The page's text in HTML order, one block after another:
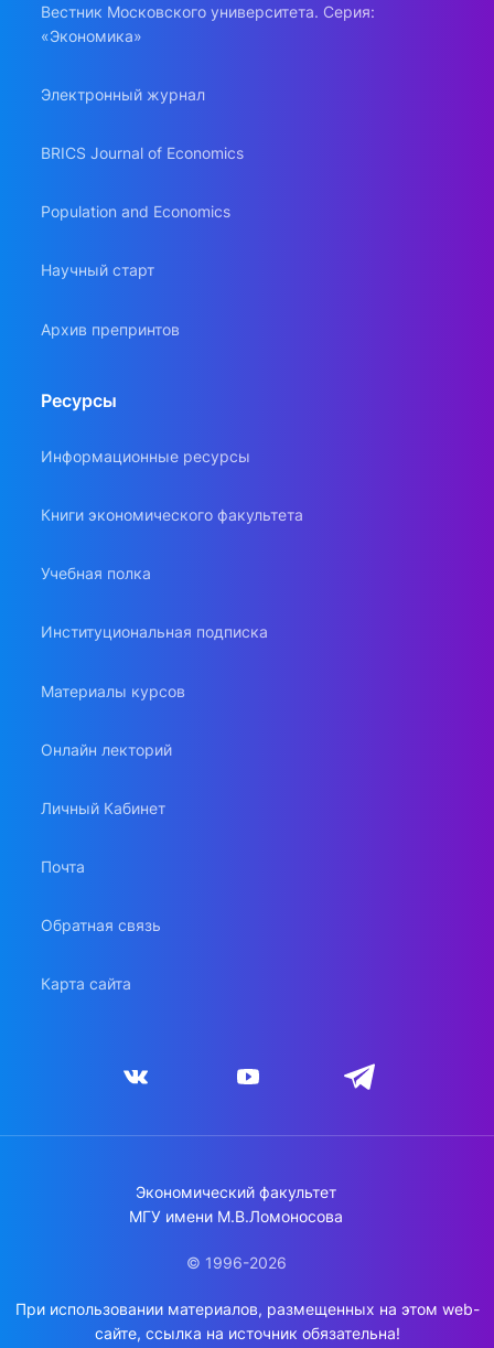
Вестник Московского университета. Серия:
«Экономика»
Электронный журнал
BRICS Journal of Economics
Population and Economics
Научный старт
Архив препринтов
Ресурсы
Информационные ресурсы
Книги экономического факультета
Учебная полка
Институциональная подписка
Материалы курсов
Онлайн лекторий
Личный Кабинет
Почта
Обратная связь
Карта сайта
Экономический факультет
МГУ имени М.В.Ломоносова
© 1996-2026
При использовании материалов, размещенных на этом web-
сайте, ссылка на источник обязательна!